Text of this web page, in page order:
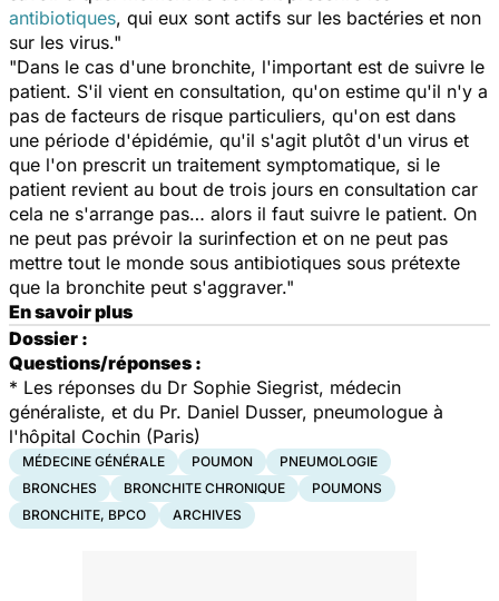
antibiotiques, qui eux sont actifs sur les bactéries et non
sur les virus."
"Dans le cas d'une bronchite, l'important est de suivre le
patient. S'il vient en consultation, qu'on estime qu'il n'y a
pas de facteurs de risque particuliers, qu'on est dans
une période d'épidémie, qu'il s'agit plutôt d'un virus et
que l'on prescrit un traitement symptomatique, si le
patient revient au bout de trois jours en consultation car
cela ne s'arrange pas… alors il faut suivre le patient. On
ne peut pas prévoir la surinfection et on ne peut pas
mettre tout le monde sous antibiotiques sous prétexte
que la bronchite peut s'aggraver."
En savoir plus
Dossier :
Questions/réponses :
* Les réponses du Dr Sophie Siegrist, médecin
généraliste, et du Pr. Daniel Dusser, pneumologue à
l'hôpital Cochin (Paris)
MÉDECINE GÉNÉRALE POUMON
PNEUMOLOGIE
BRONCHES
BRONCHITE CHRONIQUE
POUMONS
BRONCHITE, BPCO
ARCHIVES